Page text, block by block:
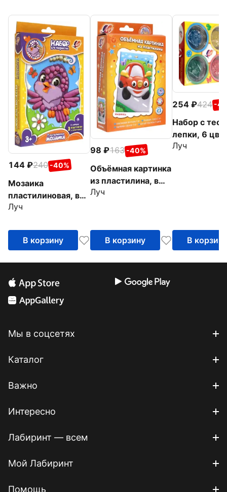
144 240 -40%
Мозаика
пластилиновая, в
ассортименте
Луч
В корзину
98 163 -40%
Объёмная картинка
из пластилина, в
ассортименте
Луч
В корзину
254 424 -
Набор с
лепки, 6
Луч
В корзину
Мы в соцсетях
Каталог
Важно
Интересно
Лабиринт — всем
Мой Лабиринт
Помощь